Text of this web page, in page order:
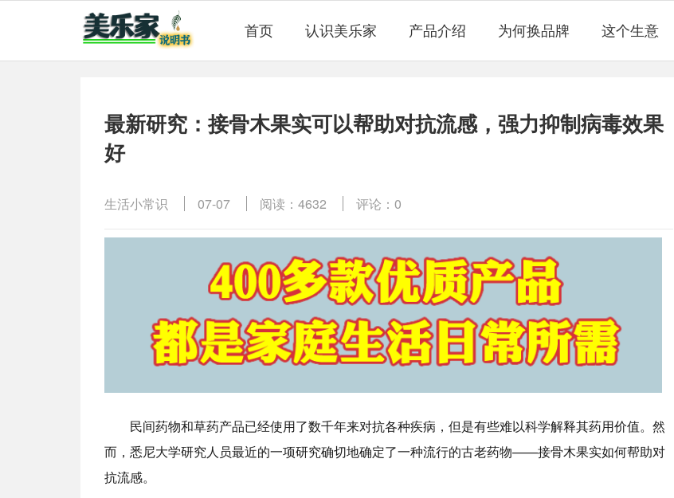
首页 认识美乐家 产品介绍 为何换品牌 这个生意
最新研究：接骨木果实可以帮助对抗流感，强力抑制病毒效果
好
生活小常识 07-07 阅读：4632 评论：0
民间药物和草药产品已经使用了数千年来对抗各种疾病，但是有些难以科学解释其药用价值。然
而，悉尼大学研究人员最近的一项研究确切地确定了一种流行的古老药物——接骨木果实如何帮助对
抗流感。